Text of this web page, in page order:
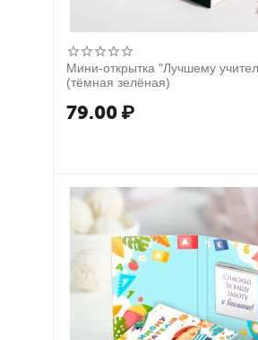
Мини-открытка "Лучшему
(тёмная зелёная)
79.00 ₽